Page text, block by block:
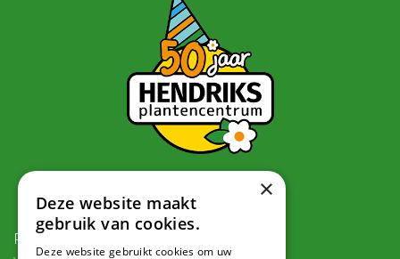
Postadres:
×
Deze website maakt
gebruik van cookies.
Deze website gebruikt cookies om uw